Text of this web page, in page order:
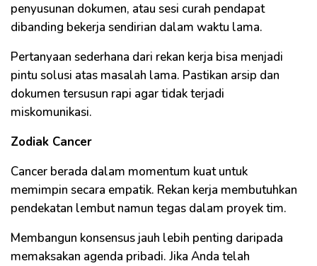
penyusunan dokumen, atau sesi curah pendapat
dibanding bekerja sendirian dalam waktu lama.
Pertanyaan sederhana dari rekan kerja bisa menjadi
pintu solusi atas masalah lama. Pastikan arsip dan
dokumen tersusun rapi agar tidak terjadi
miskomunikasi.
Zodiak Cancer
Cancer berada dalam momentum kuat untuk
memimpin secara empatik. Rekan kerja membutuhkan
pendekatan lembut namun tegas dalam proyek tim.
Membangun konsensus jauh lebih penting daripada
memaksakan agenda pribadi. Jika Anda telah